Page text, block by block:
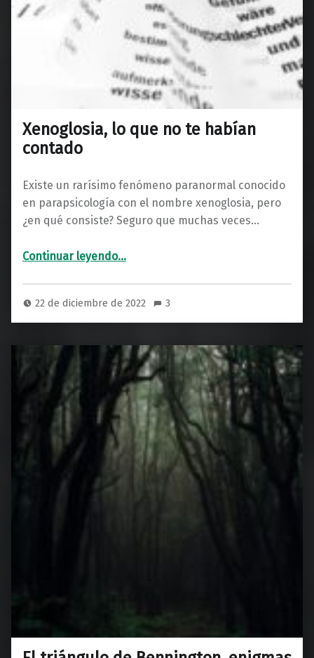
Xenoglosia, lo que no te habían
contado
Existe un rarísimo fenómeno paranormal conocido
en parapsicología con el nombre xenoglosia, pero
¿en qué consiste? Seguro que muchas veces…
Continuar leyendo“Xenoglosia, lo que no te habían contado”
…
22 de diciembre de 2022 3